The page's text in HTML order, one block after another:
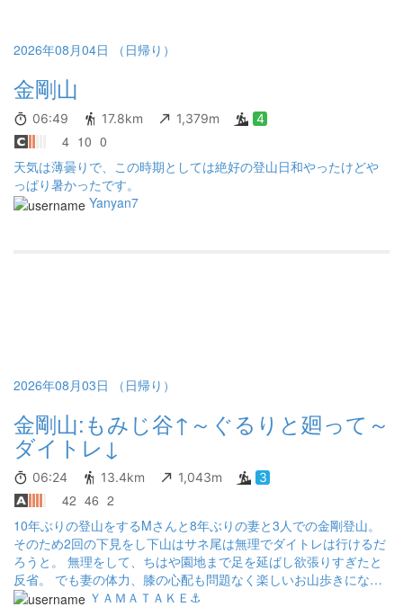
2026年08月04日 （日帰り）
金剛山
06:49 17.8km 1,379m 4
4 10 0
天気は薄曇りで、この時期としては絶好の登山日和やったけどや
っぱり暑かったです。
Yanyan7
2026年08月03日 （日帰り）
金剛山:もみじ谷↑～ぐるりと廻って～
ダイトレ↓
06:24 13.4km 1,043m 3
42 46 2
10年ぶりの登山をするMさんと8年ぶりの妻と3人での金剛登山。
そのため2回の下見をし下山はサネ尾は無理でダイトレは行けるだ
ろうと。 無理をして、ちはや園地まで足を延ばし欲張りすぎたと
反省。 でも妻の体力、膝の心配も問題なく楽しいお山歩きになっ
た。 Mさんは登りは全く疲れ知らずだった。 アブとの戦いには疲
ＹＡＭＡＴＡＫＥ⚓